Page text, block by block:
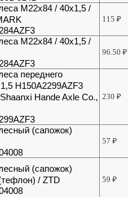
М22х84 / 40х1,5 /
115₽
М22х84 / 40х1,5 /
96.50₽
переднего
H150A2299AZF3
Hande Axle Co., 230₽
(сапожок)
57₽
(сапожок)
/ ZTD
59₽